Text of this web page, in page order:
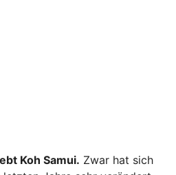
Koh Samui. Zwar hat sich